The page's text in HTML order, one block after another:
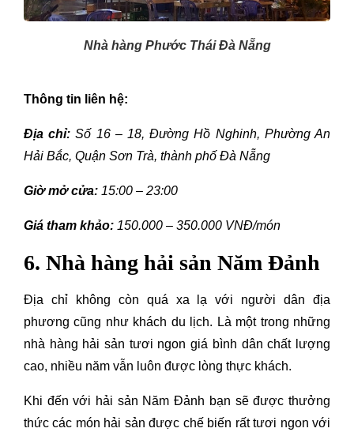
Nhà hàng Phước Thái Đà Nẵng
Thông tin liên hệ:
Địa chỉ:Số 16 – 18, Đường Hồ Nghinh, Phường An
Hải Bắc, Quận Sơn Trà, thành phố Đà Nẵng
Giờ mở cửa: 15:00 – 23:00
Giá tham khảo: 150.000 – 350.000 VNĐ/món
6. Nhà hàng hải sản Năm Đảnh
Địa chỉ không còn quá xa lạ với người dân địa
phương cũng như khách du lịch. Là một trong những
nhà hàng hải sản tươi ngon giá bình dân chất lượng
cao, nhiều năm vẫn luôn được lòng thực khách.
Khi đến với hải sản Năm Đảnh bạn sẽ được thưởng
thức các món hải sản được chế biến rất tươi ngon với